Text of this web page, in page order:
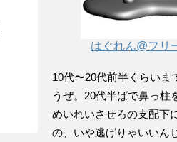
はぐれん@フリ
10代〜20代前半くらいま
うぜ。20代半ばで鼻っ柱
めいれいさせろの支配下
の、いや逃げりゃいいん